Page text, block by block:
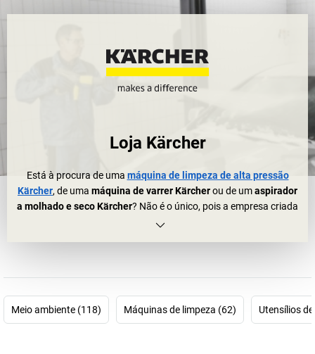
Loja Kärcher
Está à procura de uma máquina de limpeza de alta pressão
Kärcher, de uma máquina de varrer Kärcherou de umaspirador
a molhado e seco Kärcher? Não é o único, pois a empresa criada
em 1935 situada em Winnenden, no estado de Baden-
pressão no ano de 1950, o foco da empresa mudou depressa
para a produção de máquinas de limpeza de uso comercial e
Meio ambiente (118) Máquinas de limpeza (62) Utensílios